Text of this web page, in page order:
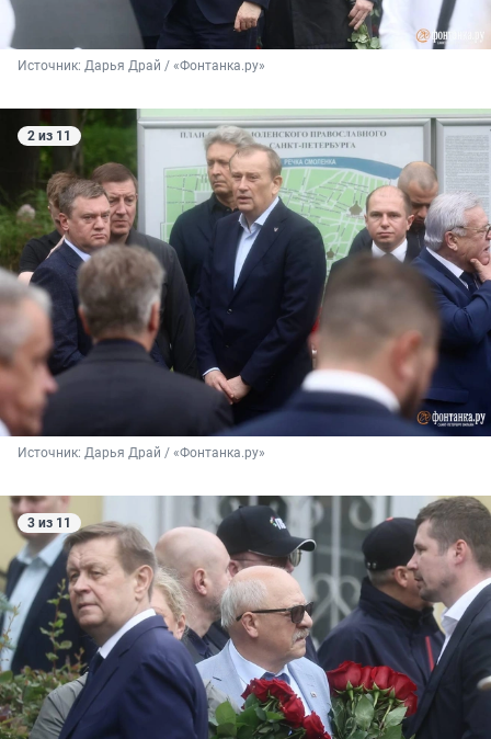
Источник: Дарья Драй / «Фонтанка.ру»
2 из 11
Источник: Дарья Драй / «Фонтанка.ру»
3 из 11